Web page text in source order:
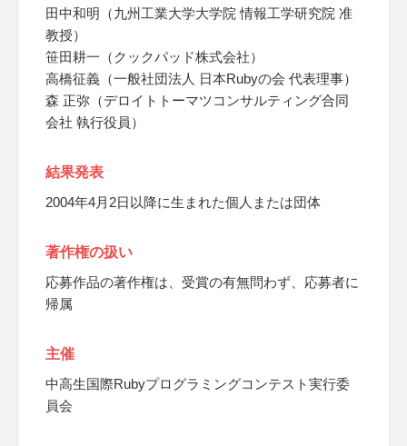
田中和明（九州工業大学大学院 情報工学研究院 准
教授）
笹田耕一（クックパッド株式会社）
高橋征義（一般社団法人 日本Rubyの会 代表理事）
森 正弥（デロイトトーマツコンサルティング合同
会社 執行役員）
結果発表
2004年4月2日以降に生まれた個人または団体
著作権の扱い
応募作品の著作権は、受賞の有無問わず、応募者に
帰属
主催
中高生国際Rubyプログラミングコンテスト実行委
員会